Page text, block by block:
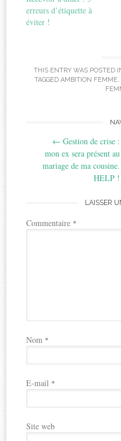
erreurs d’étiquette à
éviter !
THIS ENTRY WAS POSTED
TAGGED AMBITION FEMME,
navigation
← Gestion de crise :
mon ex sera présent au
mariage de ma cousine.
HELP !
LAISSER
Commentaire *
Nom *
E-mail *
Site web